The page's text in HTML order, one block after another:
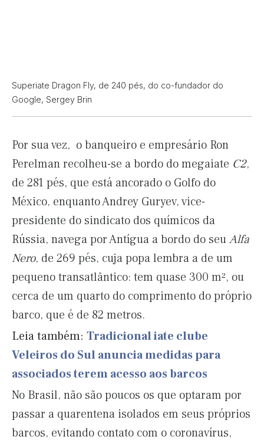
Superiate Dragon Fly, de 240 pés, do co-fundador do
Google, Sergey Brin
Por sua vez, o banqueiro e empresário Ron
Perelman recolheu-se a bordo do megaiate C2,
de 281 pés, que está ancorado o Golfo do
México, enquanto Andrey Guryev, vice-
presidente do sindicato dos químicos da
Rússia, navega por Antígua a bordo do seuAlfa
Nero, de 269 pés, cuja popa lembra a de um
pequeno transatlântico: tem quase 300 m², ou
cerca de um quarto do comprimento do próprio
barco, que é de 82 metros.
Leia também: Tradicional iate clube
Veleiros do Sul anuncia medidas para
associados terem acesso aos barcos
No Brasil, não são poucos os que optaram por
passar a quarentena isolados em seus próprios
barcos, evitando contato com o coronavírus,